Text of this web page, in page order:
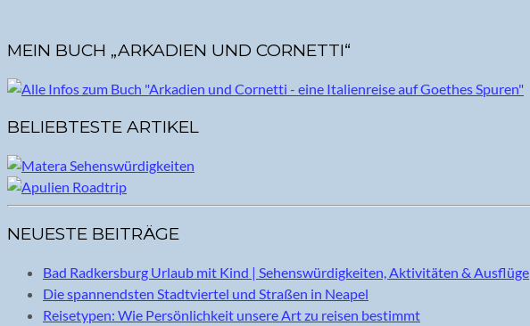
MEIN BUCH „ARKADIEN UND CORNETTI“
BELIEBTESTE ARTIKEL
NEUESTE BEITRÄGE
Bad Radkersburg Urlaub mit Kind | Sehenswürdigkeiten, Aktivitäten & Ausflüge
Die spannendsten Stadtviertel und Straßen in Neapel
Reisetypen: Wie Persönlichkeit unsere Art zu reisen bestimmt